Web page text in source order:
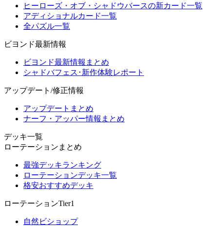
ヒーローズ・オブ・シャドウバースの新カード一覧
アディショナルカード一覧
全パズル一覧
ビヨンド最新情報
ビヨンド最新情報まとめ
シャドバフェス･新作体験レポート
アップデート/修正情報
アップデートまとめ
ナーフ・アッパー情報まとめ
デッキ一覧
ローテーションまとめ
最強デッキランキング
ローテーションデッキ一覧
格安おすすめデッキ
ローテーションTier1
自然ビショップ